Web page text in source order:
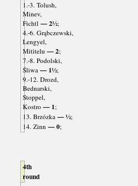
1.-3. Tolush,
Minev,
Fichtl— 2½;
4.-6. Grąbczewski,
Lengyel,
Mititelu — 2;
7.-8. Podolski,
Śliwa— 1½;
9.-12. Drozd,
Bednarski,
Stoppel,
Kostro— 1;
13. Brzózka— ½;
14. Zinn— 0;
4th
round